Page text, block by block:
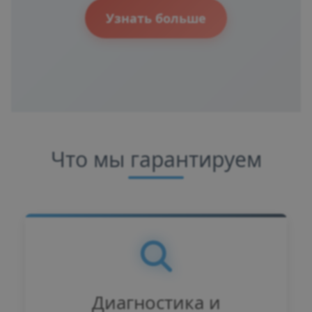
Узнать больше
Что мы гарантируем
Диагностика и